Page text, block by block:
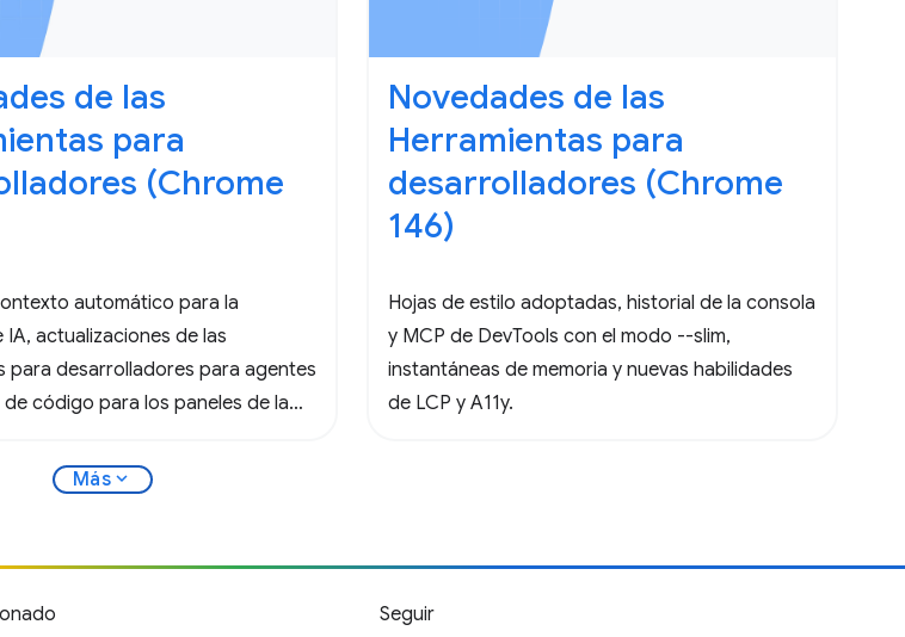
de las
para
(Chrome
automático para la
IA, actualizaciones de las
para desarrolladores para agentes
código para los paneles de la
Novedades de las
Herramientas para
desarrolladores (Chrome
146)
Hojas de estilo adoptadas, historial de la consola
y MCP de DevTools con el modo --slim,
instantáneas de memoria y nuevas habilidades
de LCP y A11y.
Más expand_more
Seguir